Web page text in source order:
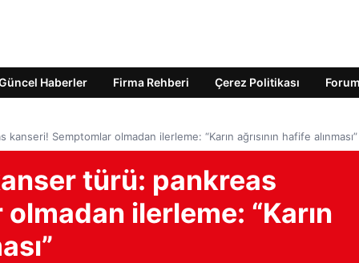
Haberler Firma Rehberi Çerez Politikası Forum
Semptomlar olmadan ilerleme: “Karın ağrısının hafife alınması”
türü: pankreas
ilerleme: “Karın